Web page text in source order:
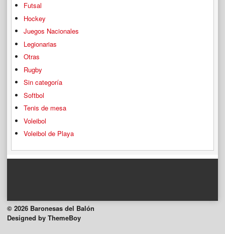
Futsal
Hockey
Juegos Nacionales
Legionarias
Otras
Rugby
Sin categoría
Softbol
Tenis de mesa
Voleibol
Voleibol de Playa
© 2026 Baronesas del Balón
Designed by ThemeBoy